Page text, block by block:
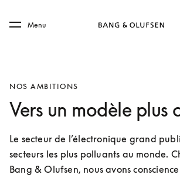
Skip to main footer
Menu
NOS AMBITIONS
Vers un modèle plus
Le secteur de l’électronique grand
secteurs les plus polluants au monde.
Bang & Olufsen, nous avons